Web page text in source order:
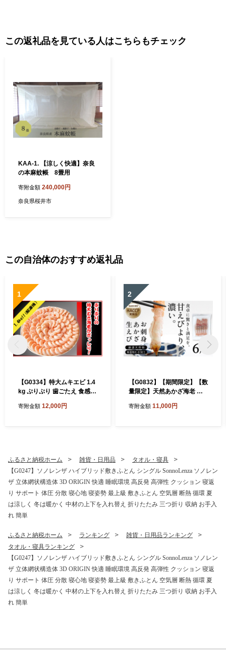
この返礼品を見ている人はこちらもチェック
KAA-1. 【涼しく快適】奈良
の本麻蚊帳 8畳用
寄附金額 240,000円
奈良県桜井市
この自治体のおすすめ返礼品
1
【G0334】特大ムキエビ 1.4
kg ぷりぷり 歯ごたえ 食感
ごしらえ済 バラ凍結 便利 エ
寄附金額 12,000円
2
【G0832】【期間限定】【数
量限定】天然あかざ海老 お
カザエビ 海老 エビ 天然 冷凍
寄附金額 11,000円
ふるさと納税ホーム 雑貨・日用品
タオル・寝具
【G0247】ソノレンザ ハイブリッド敷きふとん シングル SonnoLenza ソノレン
ザ 立体網状構造体 3D ORIGIN 快適 睡眠環境 高反発 高弾性 クッション 寝返
り サポート 体圧 分散 寝心地 寝姿勢 最上級 敷きふとん 空気層 断熱 循環 夏
は涼しく 冬は暖かく 中材の上下を入れ替え 折りたたみ 三つ折り 収納 お手入
れ 簡単
ふるさと納税ホーム ランキング
雑貨・日用品ランキング
タオル・寝具ランキング
【G0247】ソノレンザ ハイブリッド敷きふとん シングル SonnoLenza ソノレン
ザ 立体網状構造体 3D ORIGIN 快適 睡眠環境 高反発 高弾性 クッション 寝返
り サポート 体圧 分散 寝心地 寝姿勢 最上級 敷きふとん 空気層 断熱 循環 夏
は涼しく 冬は暖かく 中材の上下を入れ替え 折りたたみ 三つ折り 収納 お手入
れ 簡単